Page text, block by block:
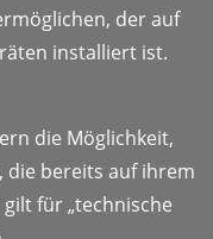
der auf
installiert ist.
die Möglichkeit,
die bereits auf ihrem
für „technische